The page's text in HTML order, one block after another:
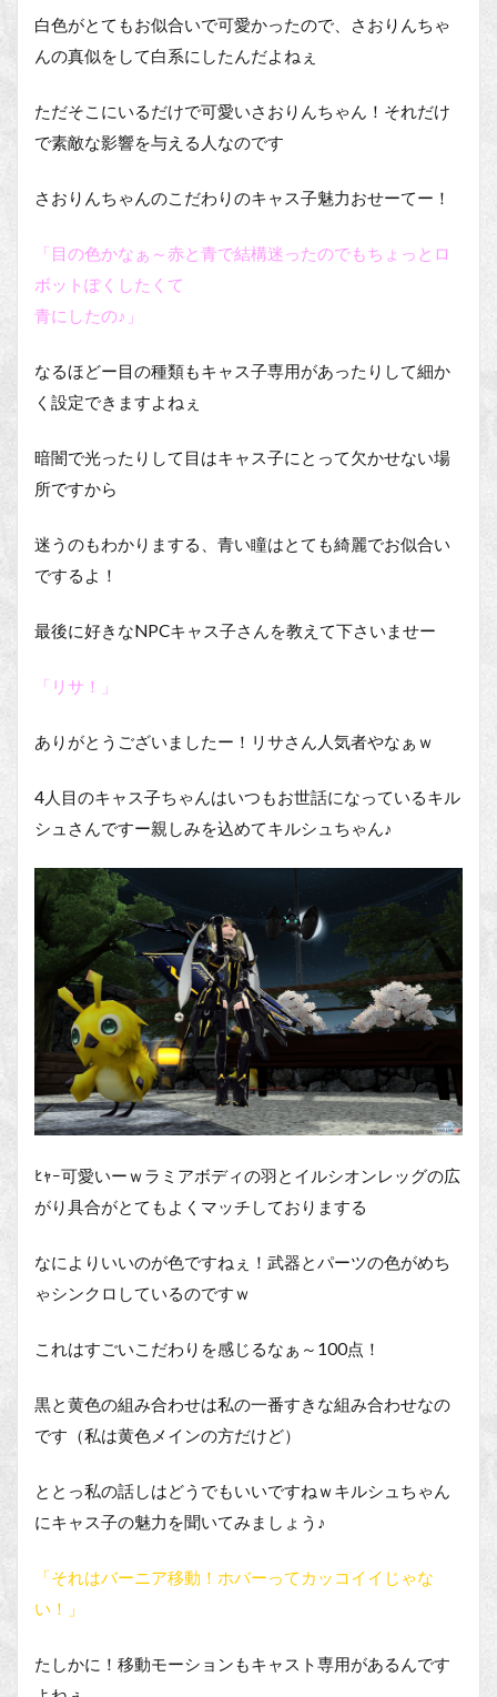
白色がとてもお似合いで可愛かったので、さおりんちゃ
んの真似をして白系にしたんだよねぇ
ただそこにいるだけで可愛いさおりんちゃん！それだけ
で素敵な影響を与える人なのです
さおりんちゃんのこだわりのキャス子魅力おせーてー！
「目の色かなぁ～赤と青で結構迷ったのでもちょっとロ
ボットぽくしたくて
青にしたの♪」
なるほどー目の種類もキャス子専用があったりして細か
く設定できますよねぇ
暗闇で光ったりして目はキャス子にとって欠かせない場
所ですから
迷うのもわかりまする、青い瞳はとても綺麗でお似合い
でするよ！
最後に好きなNPCキャス子さんを教えて下さいませー
「リサ！」
ありがとうございましたー！リサさん人気者やなぁｗ
4人目のキャス子ちゃんはいつもお世話になっているキル
シュさんですー親しみを込めてキルシュちゃん♪
ﾋｬｰ可愛いーｗラミアボディの羽とイルシオンレッグの広
がり具合がとてもよくマッチしておりまする
なによりいいのが色ですねぇ！武器とパーツの色がめち
ゃシンクロしているのですｗ
これはすごいこだわりを感じるなぁ～100点！
黒と黄色の組み合わせは私の一番すきな組み合わせなの
です（私は黄色メインの方だけど）
ととっ私の話しはどうでもいいですねｗキルシュちゃん
にキャス子の魅力を聞いてみましょう♪
「それはバーニア移動！ホバーってカッコイイじゃな
い！」
たしかに！移動モーションもキャスト専用があるんです